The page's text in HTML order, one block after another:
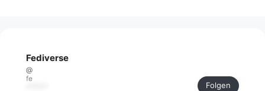
Fediverse
@
fe
Folgen